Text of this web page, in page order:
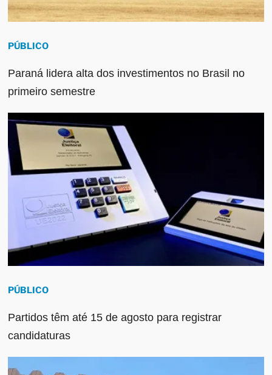
PÚBLICO
Paraná lidera alta dos investimentos no Brasil no
primeiro semestre
PÚBLICO
Partidos têm até 15 de agosto para registrar
candidaturas